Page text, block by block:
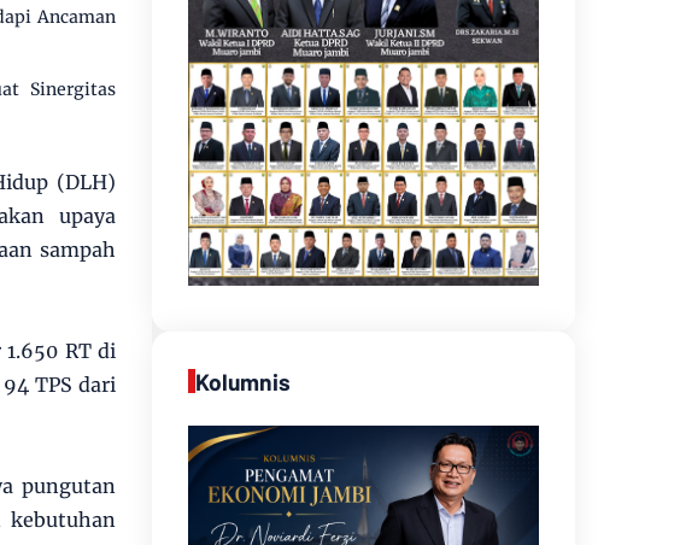
Ancaman
Sinergitas
(DLH)
upaya
sampah
RT di
TPS dari
pungutan
kebutuhan
Kolumnis